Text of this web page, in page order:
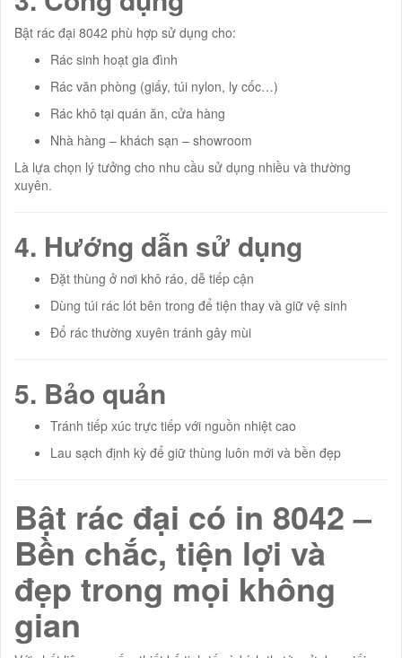
Bật rác đại 8042 phù hợp sử dụng cho:
Rác sinh hoạt gia đình
Rác văn phòng (giấy, túi nylon, ly cốc…)
Rác khô tại quán ăn, cửa hàng
Nhà hàng – khách sạn – showroom
Là lựa chọn lý tưởng cho nhu cầu sử dụng nhiều và thường
xuyên.
4. Hướng dẫn sử dụng
Đặt thùng ở nơi khô ráo, dễ tiếp cận
Dùng túi rác lót bên trong để tiện thay và giữ vệ sinh
Đổ rác thường xuyên tránh gây mùi
5. Bảo quản
Tránh tiếp xúc trực tiếp với nguồn nhiệt cao
Lau sạch định kỳ để giữ thùng luôn mới và bền đẹp
Bật rác đại có in 8042 –
Bền chắc, tiện lợi và
đẹp trong mọi không
gian